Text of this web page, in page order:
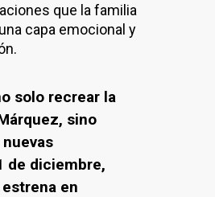
que la familia
capa emocional y
solo recrear la
sino
de diciembre,
en